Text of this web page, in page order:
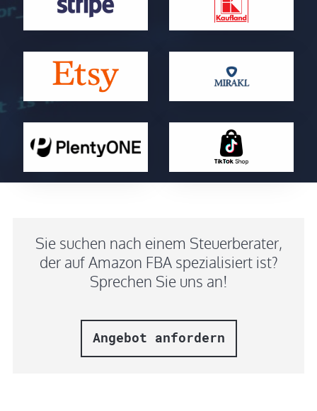
Sie suchen nach einem Steuerberater,
der auf Amazon FBA spezialisiert ist?
Sprechen Sie uns an!
Angebot anfordern